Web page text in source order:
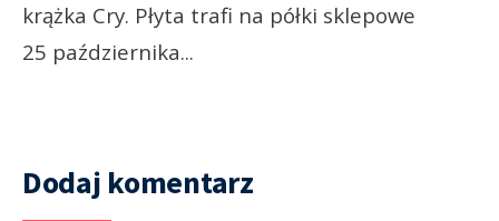
krążka Cry. Płyta trafi na półki sklepowe
25 października...
Dodaj komentarz